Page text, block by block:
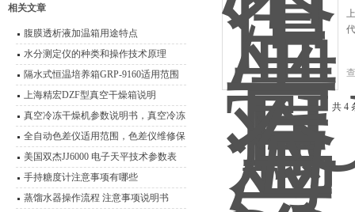
相关文章
腹膜透析液加温箱用途特点
水分测定仪的种类和操作技术原理
隔水式恒温培养箱GRP-9160适用范围
上海精宏DZF型真空干燥箱说明
真空冷冻干燥机参数说明书，真空冷冻
干燥箱
全自动色差仪适用范围，色差仪维修保
养
美国双杰JJ6000 电子天平技术参数表
分析天平
手持糖度计注意事项有哪些
蒸馏水器操作流程 注意事项说明书
共 4